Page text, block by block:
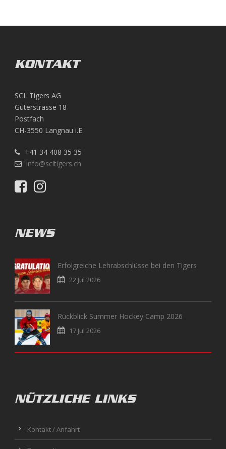
KONTAKT
SCL Tigers AG
Güterstrasse 18
Postfach
CH-3550 Langnau i.E.
+41 34 408 35 35
info@scltigers.ch
NEWS
Erfolgreiche Lehrabschlüsse bei den Tigers
22 Jul 2026
Rückblick Summer Hockey Camp 2026
17 Jul 2026
NÜTZLICHE LINKS
Kontakt / Anfahrt